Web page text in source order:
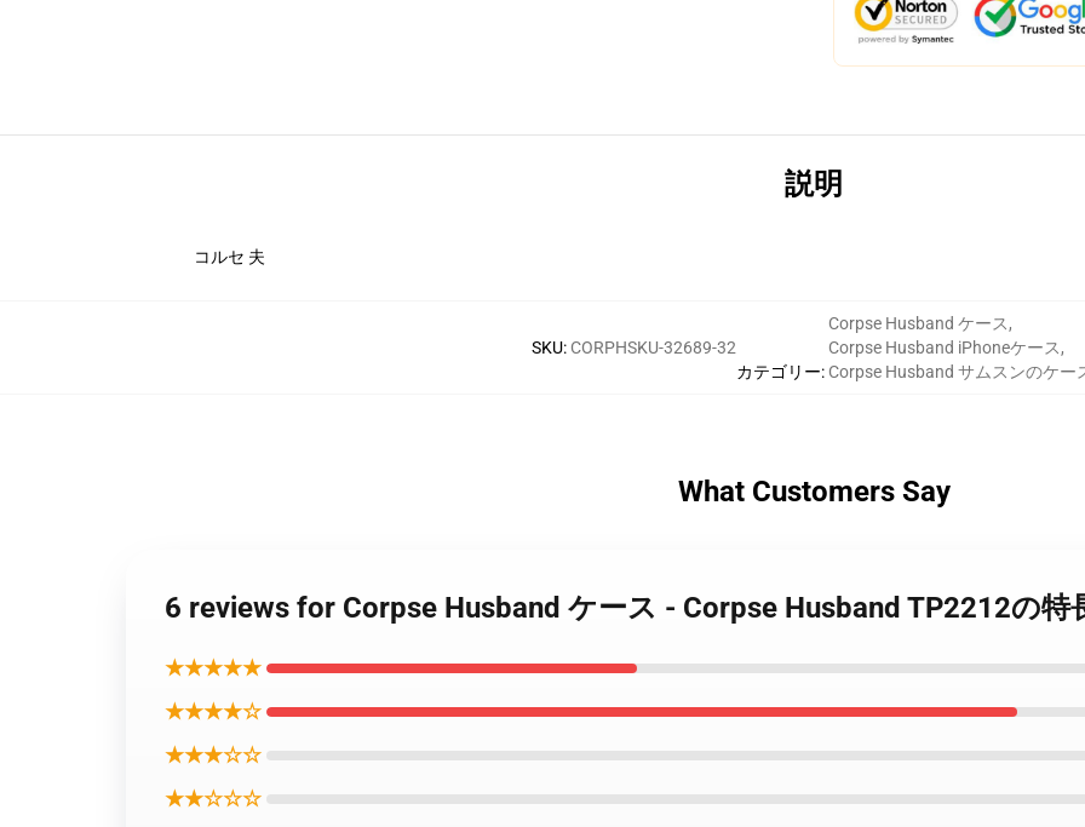
説明
コルセ 夫
SKU: CORPHSKU-32689-32
カテゴリー:
Corpse Husband ケース,
Corpse Husband iPhoneケース,
Corpse Husband サムスンのケー
What Customers Say
6 reviews for Corpse Husband ケース - Corpse Husband TP2212の特
★★★★★
★★★★☆
★★★☆☆
★★☆☆☆